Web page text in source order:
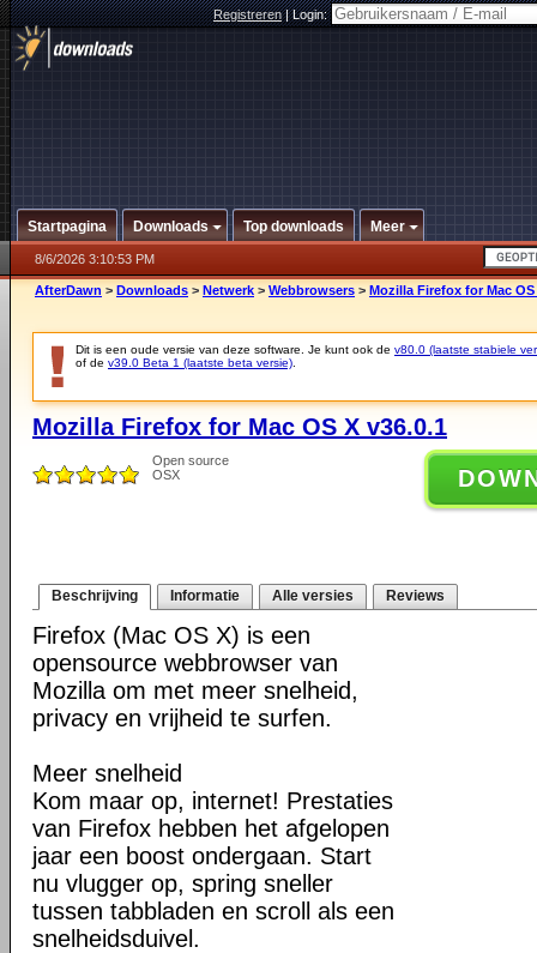
Registreren|Login:
Startpagina Downloads Top downloads Meer
8/6/2026 3:10:53 PM
AfterDawn > Downloads > Netwerk > Webbrowsers > Mozilla Firefox for Mac OS
Dit is een oude versie van deze software. Je kunt ook de v80.0 (laatste stabiele
of de v39.0 Beta 1 (laatste beta versie)
Mozilla Firefox for Mac OS X v36.0.1
Open source
OSX
Beschrijving Informatie Alle versies Reviews
Firefox (Mac OS X) is een
opensource webbrowser van
Mozilla om met meer snelheid,
privacy en vrijheid te surfen.
Meer snelheid
Kom maar op, internet! Prestaties
van Firefox hebben het afgelopen
jaar een boost ondergaan. Start
nu vlugger op, spring sneller
tussen tabbladen en scroll als een
snelheidsduivel.